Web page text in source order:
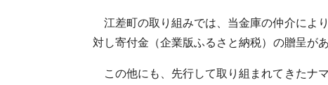
江差町の取り組みでは、当金庫の仲介によ
対し寄付金（企業版ふるさと納税）の贈呈が
この他にも、先行して取り組まれてきたナ